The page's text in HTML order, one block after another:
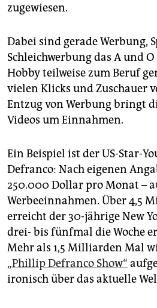
zugewiesen.
Dabei sind gerade Werbung,
Schleichwerbung das A und
Hobby teilweise zum Beruf
vielen Klicks und Zuschauer
Entzug von Werbung bringt
Videos um Einnahmen.
Ein Beispiel ist der US-Star-
Defranco: Nach eigenen
250.000 Dollar pro Monat –
Werbeeinnahmen. Über 4,5
erreicht der 30-jährige New
drei- bis fünfmal die Woche
Mehr als 1,5 Milliarden Mal
„Phillip Defranco Show“
ironisch über das aktuelle